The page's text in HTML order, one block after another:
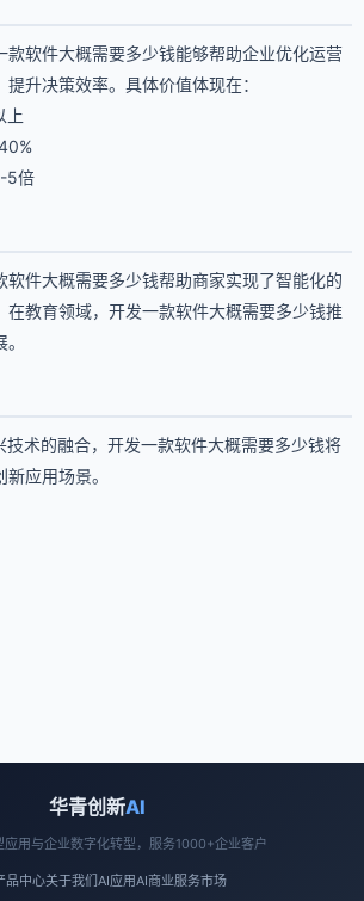
款软件大概需要多少钱能够帮助企业优化运营
升决策效率。具体价值体现在：
上
5倍
软件大概需要多少钱帮助商家实现了智能化的
在教育领域，开发一款软件大概需要多少钱推
技术的融合，开发一款软件大概需要多少钱将
应用场景。
华青创新AI
应用与企业数字化转型，服务1000+企业客户
品中心关于我们 AI应用AI商业服务市场